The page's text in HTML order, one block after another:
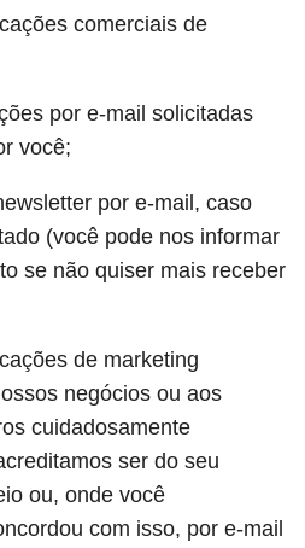
comerciais de
por e-mail solicitadas
você;
por e-mail, caso
(você pode nos informar
se não quiser mais receber
de marketing
negócios ou aos
cuidadosamente
ser do seu
ou, onde você
com isso, por e-mail